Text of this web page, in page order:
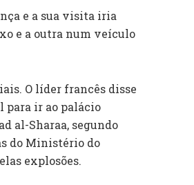
e a sua visita iria
e a outra num veículo
O líder francês disse
para ir ao palácio
al-Sharaa, segundo
do Ministério do
explosões.